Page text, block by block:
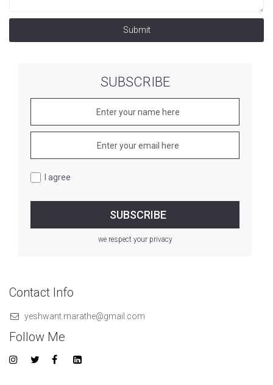
Submit
SUBSCRIBE
I agree
we respect your privacy
Contact Info
yeshwant.marathe@gmail.com
Follow Me